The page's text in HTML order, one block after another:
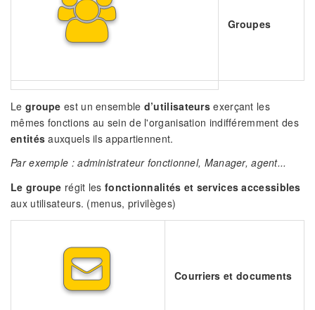
Groupes
Le groupe est un ensemble d’utilisateurs exerçant les
mêmes fonctions au sein de l'organisation indifféremment des
entités auxquels ils appartiennent.
Par exemple : administrateur fonctionnel, Manager, agent...
Le groupe régit lesfonctionnalités et services accessibles
aux utilisateurs. (menus, privilèges)
Courriers et documents